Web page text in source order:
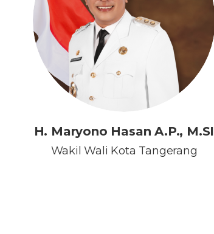
H. Maryono Hasan A.P., M.SI
Wakil Wali Kota Tangerang